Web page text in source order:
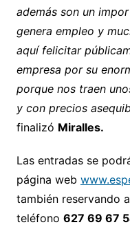
además son un
genera empleo y
aquí felicitar
empresa por su
porque nos traen
y con precios
finalizó Miralles.
Las entradas se
página web
también reservando
teléfono 627 69 67